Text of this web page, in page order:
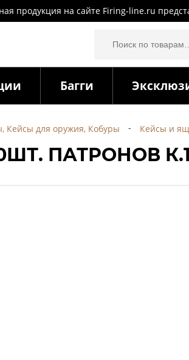
продукция на сайте Firing-line.ru
Багги
Кейсы для оружия, Кобуры Кейсы и
ПАТРОНОВ